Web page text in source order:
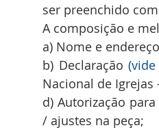
ser preenchido
A composição e
a) Nome e
b) Declaração
Nacional de Igrejas
d) Autorização
/ ajustes na peça;